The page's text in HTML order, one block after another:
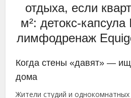
отдыха, если
м²: детокс-
лимфодренаж
Когда стены «давят» —
дома
Жители студий и